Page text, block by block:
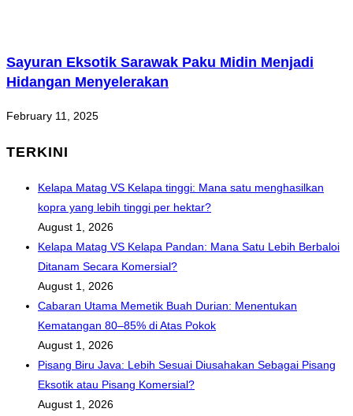
Sayuran Eksotik Sarawak Paku Midin Menjadi
Hidangan Menyelerakan
February 11, 2025
TERKINI
Kelapa Matag VS Kelapa tinggi: Mana satu menghasilkan
kopra yang lebih tinggi per hektar?
August 1, 2026
Kelapa Matag VS Kelapa Pandan: Mana Satu Lebih Berbaloi
Ditanam Secara Komersial?
August 1, 2026
Cabaran Utama Memetik Buah Durian: Menentukan
Kematangan 80–85% di Atas Pokok
August 1, 2026
Pisang Biru Java: Lebih Sesuai Diusahakan Sebagai Pisang
Eksotik atau Pisang Komersial?
August 1, 2026